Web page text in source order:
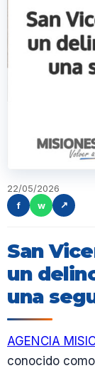
22/05/2026
f
w ↗
San
un
una
AGENCIA
conocido